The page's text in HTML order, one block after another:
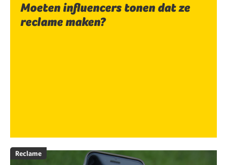
Moeten influencers tonen dat ze
reclame maken?
Reclame